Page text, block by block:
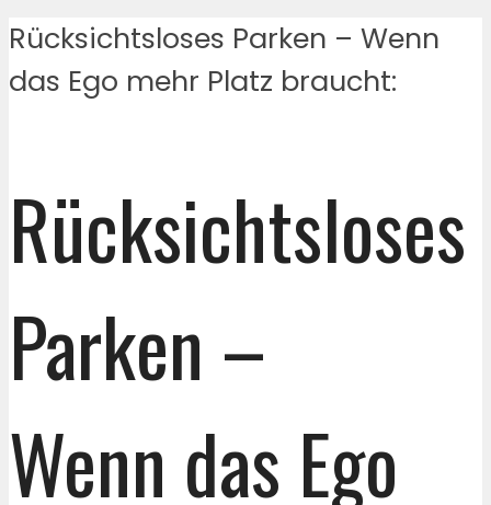
Rücksichtsloses Parken – Wenn
das Ego mehr Platz braucht:
Rücksichtsloses
Parken –
Wenn das Ego